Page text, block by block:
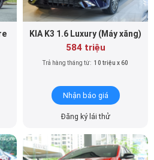
Trả hàng tháng từ: 10 triệu x 60
Đăng ký lái thử